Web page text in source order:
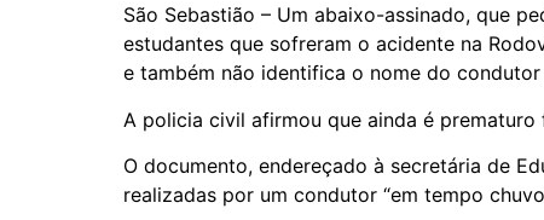
São Sebastião – Um abaixo-assinado, que
estudantes que sofreram o acidente na
e também não identifica o nome do
A policia civil afirmou que ainda é
O documento, endereçado à secretária de
realizadas por um condutor “em tempo